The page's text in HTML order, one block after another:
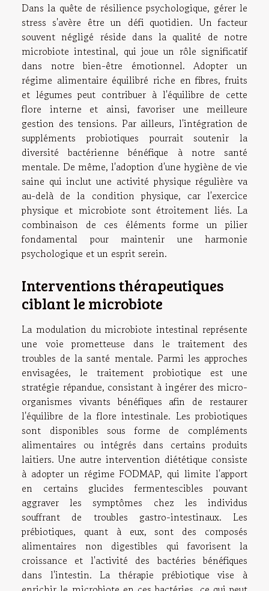
Dans la quête de résilience psychologique, gérer le
stress s'avère être un défi quotidien. Un facteur
souvent négligé réside dans la qualité de notre
microbiote intestinal, qui joue un rôle significatif
dans notre bien-être émotionnel. Adopter un
régime alimentaire équilibré riche en fibres, fruits
et légumes peut contribuer à l'équilibre de cette
flore interne et ainsi, favoriser une meilleure
gestion des tensions. Par ailleurs, l'intégration de
suppléments probiotiques pourrait soutenir la
diversité bactérienne bénéfique à notre santé
mentale. De même, l'adoption d'une hygiène de vie
saine qui inclut une activité physique régulière va
au-delà de la condition physique, car l'exercice
physique et microbiote sont étroitement liés. La
combinaison de ces éléments forme un pilier
fondamental pour maintenir une harmonie
psychologique et un esprit serein.
Interventions thérapeutiques
ciblant le microbiote
La modulation du microbiote intestinal représente
une voie prometteuse dans le traitement des
troubles de la santé mentale. Parmi les approches
envisagées, le traitement probiotique est une
stratégie répandue, consistant à ingérer des micro-
organismes vivants bénéfiques afin de restaurer
l'équilibre de la flore intestinale. Les probiotiques
sont disponibles sous forme de compléments
alimentaires ou intégrés dans certains produits
laitiers. Une autre intervention diététique consiste
à adopter un régime FODMAP, qui limite l'apport
en certains glucides fermentescibles pouvant
aggraver les symptômes chez les individus
souffrant de troubles gastro-intestinaux. Les
prébiotiques, quant à eux, sont des composés
alimentaires non digestibles qui favorisent la
croissance et l'activité des bactéries bénéfiques
dans l'intestin. La thérapie prébiotique vise à